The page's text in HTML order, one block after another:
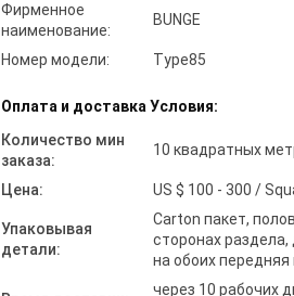
Фирменное
наименование:
BUNGE
Номер модели: Type85
Оплата и доставка Условия:
Количество мин
заказа:
10 квадратных
Цена: US $ 100 - 300 /
Упаковывая
детали:
Carton пакет,
сторонах раздела,
на обоих передняя
через 10 рабочих